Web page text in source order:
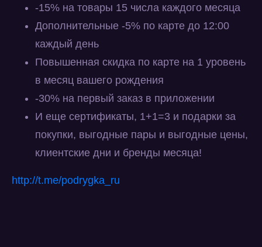
-15% на товары 15 числа каждого месяца
Дополнительные -5% по карте до 12:00
каждый день
Повышенная скидка по карте на 1 уровень
в месяц вашего рождения
-30% на первый заказ в приложении
И еще сертификаты, 1+1=3 и подарки за
покупки, выгодные пары и выгодные цены,
клиентские дни и бренды месяца!
http://t.me/podrygka_ru